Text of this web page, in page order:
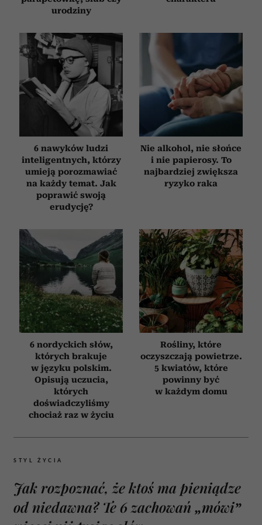
urodziny
6 nawyków ludzi
inteligentnych, którzy
umieją porozmawiać
na każdy temat. Jak
poprawić swoją
erudycję?
Nie alkohol, nie słońce
i nie papierosy. To
najbardziej zwiększa
ryzyko raka
6 nordyckich słów,
których brakuje
w języku polskim.
Opisują uczucia,
których
doświadczyliśmy
chociaż raz w życiu
Rośliny, które
oczyszczają powietrze.
5 kwiatów, które
powinny być
w każdym domu
STYL ŻYCIA
Jak rozpoznać, że ktoś ma pieniądze
od niedawna? Te 6 zachowań „mówi”